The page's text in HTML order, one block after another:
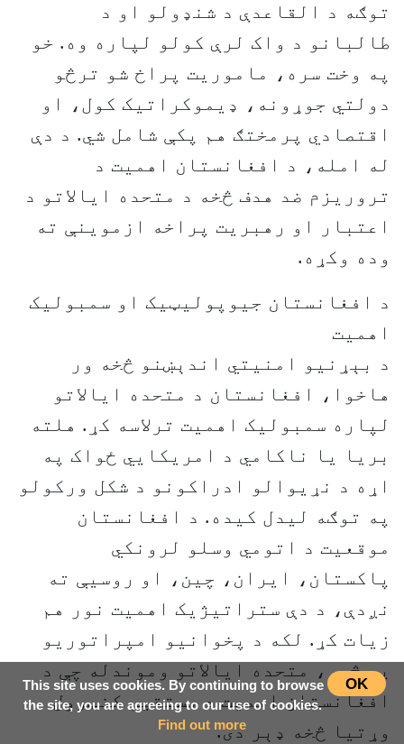
توګه د القاعدې د شنډولو او د
طالبانو د واک لرې کولو لپاره وه. خو
په وخت سره، ماموریت پراخ شو ترڅو
دولتي جوړونه، ډیموکراتیک کول، او
اقتصادي پرمختګ هم پکې شامل شي. د دې
له امله، د افغانستان اهمیت د
تروریزم ضد هدف څخه د متحده ایالاتو د
اعتبار او رهبریت پراخه ازموینې ته
وده وکړه.
د افغانستان جیوپولیټیک او سمبولیک
اهمیت
د بېړنیو امنیتي اندېښنو څخه ور
هاخوا، افغانستان د متحده ایالاتو
لپاره سمبولیک اهمیت ترلاسه کړ. هلته
بریا یا ناکامي د امریکایي ځواک په
اړه د نړیوالو ادراکونو د شکل ورکولو
په توګه لیدل کیده. د افغانستان
موقعیت د اتومي وسلو لرونکي
پاکستان، ایران، چین، او روسیې ته
نږدې، د دې ستراتیژیک اهمیت نور هم
زیات کړ. لکه د پخوانیو امپراتوریو
په څېر، متحده ایالاتو وموندله چې د
افغانستان اهمیت د مستقیم کنټرول
وړتیا څخه ډېر دی.
OK
This site uses cookies. By continuing to browse
the site, you are agreeing to our use of cookies.
Find out more